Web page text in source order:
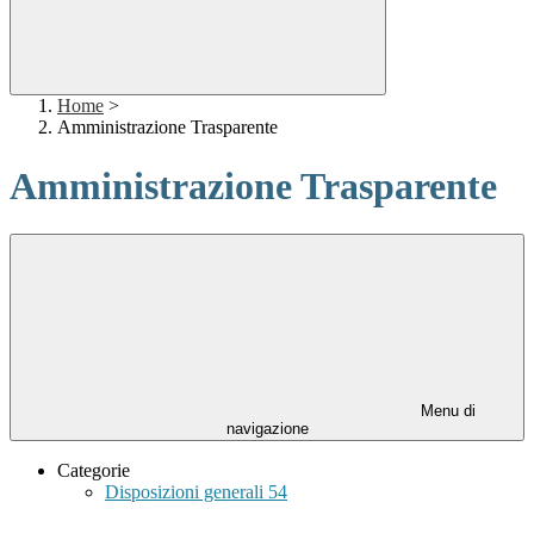
Home >
Amministrazione Trasparente
Amministrazione Trasparente
Menu di
navigazione
Categorie
Disposizioni generali 54